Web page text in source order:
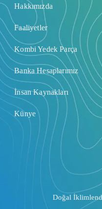
Hakkımızda
Faaliyetler
Kombi Yedek Parça
Banka Hesaplarımız
İnsan Kaynakları
Künye
Doğal